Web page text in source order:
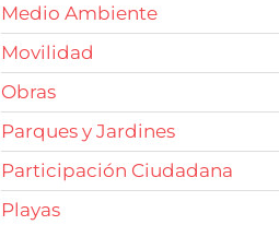
Medio Ambiente
Movilidad
Obras
Parques y Jardines
Participación Ciudadana
Playas